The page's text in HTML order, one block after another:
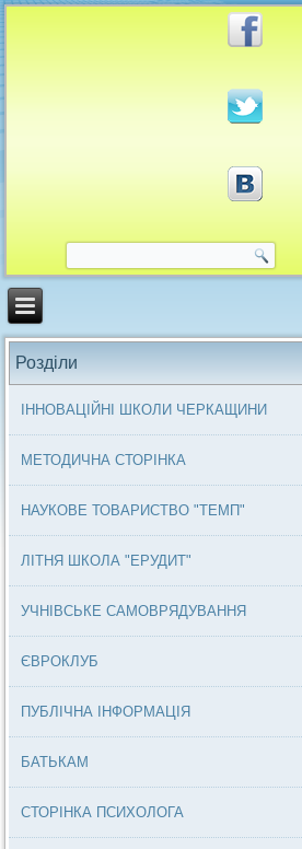
Розділи
ІННОВАЦІЙНІ ШКОЛИ ЧЕРКАЩИНИ
МЕТОДИЧНА СТОРІНКА
НАУКОВЕ ТОВАРИСТВО "ТЕМП"
ЛІТНЯ ШКОЛА "ЕРУДИТ"
УЧНІВСЬКЕ САМОВРЯДУВАННЯ
ЄВРОКЛУБ
ПУБЛІЧНА ІНФОРМАЦІЯ
БАТЬКАМ
СТОРІНКА ПСИХОЛОГА